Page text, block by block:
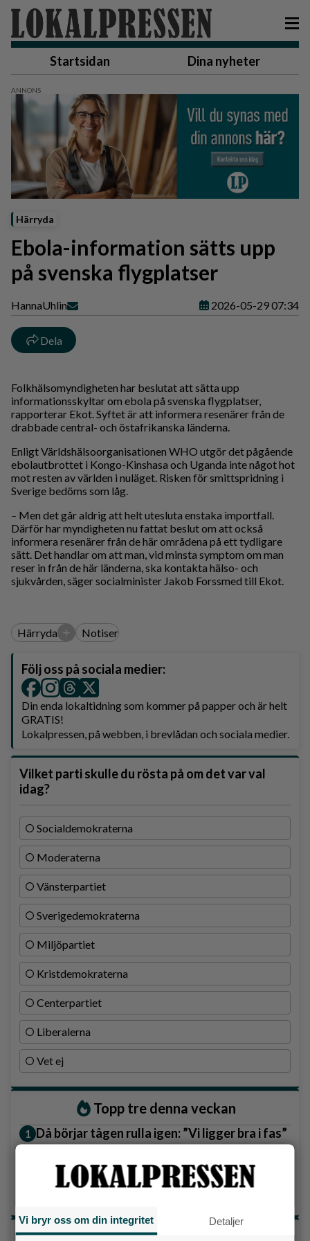
Startsidan Dina nyheter
Härryda
Ebola-information sätts upp
på svenska flygplatser
HannaUhlin 2026-05-29 07:34
Dela
Folkhälsomyndigheten har beslutat att sätta upp
informationsskyltar om ebola på svenska flygplatser,
rapporterar Ekot. Syftet är att informera resenärer från de
drabbade central- och östafrikanska länderna.
Enligt Världshälsoorganisationen WHO utgör det pågående
ebolautbrottet i Kongo-Kinshasa och Uganda inte något hot
mot resten av världen i nuläget. Risken för smittspridning i
Sverige bedöms som låg.
– Men det går aldrig att helt utesluta enstaka importfall.
Därför har myndigheten nu fattat beslut om att också
informera resenärer från de här områdena på ett tydligare
sätt. Det handlar om att man, vid minsta symptom om man
reser in från de här länderna, ska kontakta hälso- och
sjukvården, säger socialminister Jakob Forssmed till Ekot.
Härryda + Notiser
Följ oss på sociala medier:
Din enda lokaltidning som kommer på papper och är helt
GRATIS!
Lokalpressen, på webben, i brevlådan och sociala medier.
Vilket parti skulle du rösta på om det var val
idag?
Socialdemokraterna
Moderaterna
Vänsterpartiet
Sverigedemokraterna
Miljöpartiet
Kristdemokraterna
Centerpartiet
Liberalerna
Vet ej
Topp tre denna veckan
Då börjar tågen rulla igen: ”Vi ligger bra i fas”
Hyresgästföreningen kritiska
Senaste artiklarna
Vi bryr oss om din integritet Detaljer